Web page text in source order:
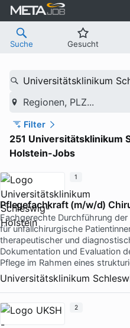
Suche Gesucht
Universitätsklinikum
Regionen, PLZ...
Filter
251 Universitätsklinikum
Holstein-Jobs
Pflegefachkraft (m/w/d)
Fachgerechte Durchführung
für unfallchirurgische
therapeutischer und
Dokumentation und Evaluation
Pflege im Rahmen eines
Universitätsklinikum
1
2